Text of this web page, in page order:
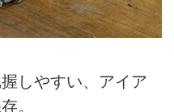
しやすい、アイア
。